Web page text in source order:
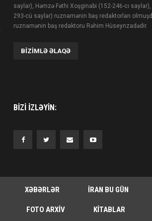
saylar), Həmzə Fəthi Xoşginabi (152-246-cı
293-cü saylar) ruznamənin baş redaktorları
ruznamənin baş redaktoru Rəhim Hüseynzadədir.
BIZIMLƏ ƏLAQƏ
BIZI IZLƏYIN:
XƏBƏRLƏR İRAN BU GÜN
FOTO ARXIV KITABLAR